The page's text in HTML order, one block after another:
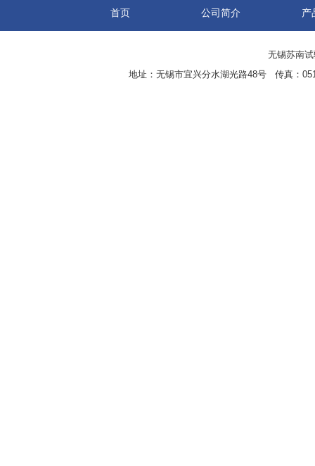
首页 公司简介 产
无锡苏南
地址：无锡市宜兴分水湖光路48号 传真：